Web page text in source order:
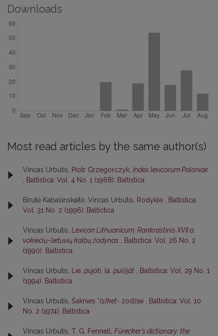
Downloads
Most read articles by the same author(s)
Vincas Urbutis, Piotr Grzegorczyk, Index lexicorum Poloniae
Baltistica: Vol. 4 No. 1 (1968): Baltistica
Birutė Kabašinskaitė, Vincas Urbutis, Rodyklė
Baltistica:
Vol. 31 No. 2 (1996): Baltictica
Vincas Urbutis, Lexicon Lithuanicum. Rankraštinis XVII a.
vokiečių-lietuvių kalbų žodynas
Baltistica: Vol. 26 No. 2
(1990): Baltistica
Vincas Urbutis, Lie. pujóti , la. pu(i)jât
Baltistica: Vol. 29 No. 1
(1994): Baltistica
Vincas Urbutis, Šaknies *(s)ket- žodžiai
Baltistica: Vol. 10
No. 2 (1974): Baltistica
Vincas Urbutis, T. G. Fennell, Fürecker’s dictionary: the